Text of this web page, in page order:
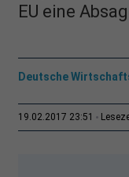
EU eine
Deutsche
19.02.2017 23:51